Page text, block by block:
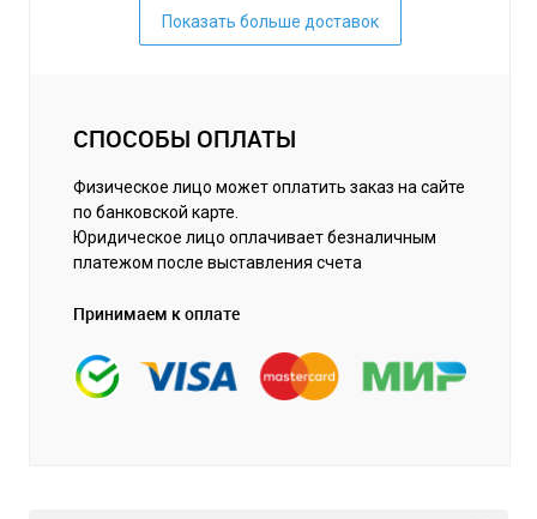
Показать больше доставок
СПОСОБЫ ОПЛАТЫ
Физическое лицо может оплатить заказ на сайте
по банковской карте.
Юридическое лицо оплачивает безналичным
платежом после выставления счета
Принимаем к оплате